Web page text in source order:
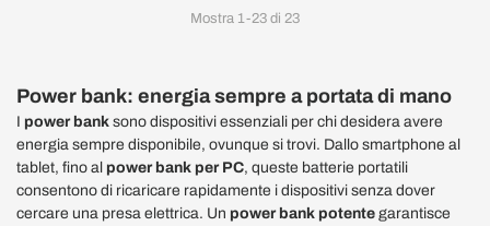
Mostra 1-23 di 23
Power bank: energia sempre a portata di mano
I power bank sono dispositivi essenziali per chi desidera avere
energia sempre disponibile, ovunque si trovi. Dallo smartphone al
tablet, fino al power bank per PC, queste batterie portatili
consentono di ricaricare rapidamente i dispositivi senza dover
cercare una presa elettrica. Un power bank potente garantisce